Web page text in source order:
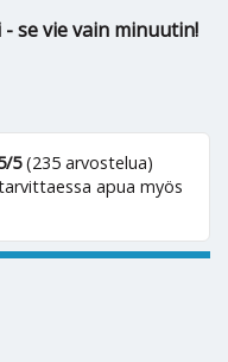
se vie vain minuutin!
5(235 arvostelua)
apua myös
35 määrä